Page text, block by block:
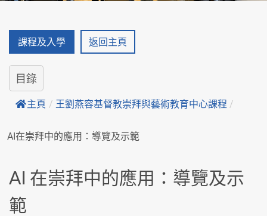
課程及入學 返回主頁
目錄
主頁 / 王劉燕容基督教崇拜與藝術教育中心課程 /
AI在崇拜中的應用：導覽及示範
AI 在崇拜中的應用：導覽及示
範